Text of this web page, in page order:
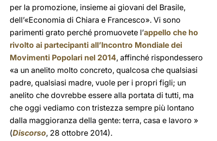
per la promozione, insieme ai giovani del Brasile,
dell’«Economia di Chiara e Francesco». Vi sono
parimenti grato perché promuovete l’appello che ho
rivolto ai partecipanti all’Incontro Mondiale dei
Movimenti Popolari nel 2014, affinché rispondessero
«a un anelito molto concreto, qualcosa che qualsiasi
padre, qualsiasi madre, vuole per i propri figli; un
anelito che dovrebbe essere alla portata di tutti, ma
che oggi vediamo con tristezza sempre più lontano
dalla maggioranza della gente: terra, casa e lavoro »
(Discorso, 28 ottobre 2014).